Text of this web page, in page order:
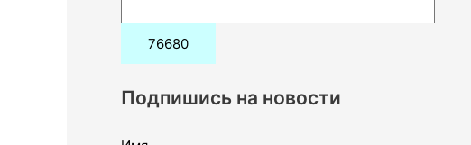
:
Подпишись на новости